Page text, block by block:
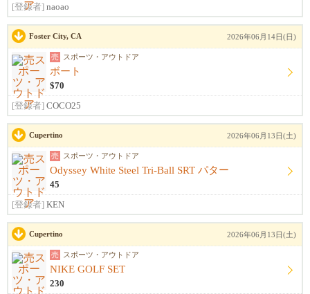
[登録者] naoao
Foster City, CA 2026年06月14日(日)
売 スポーツ・アウトドア
ボート
$70
[登録者] COCO25
Cupertino 2026年06月13日(土)
売 スポーツ・アウトドア
Odyssey White Steel Tri-Ball SRT パター
45
[登録者] KEN
Cupertino 2026年06月13日(土)
売 スポーツ・アウトドア
NIKE GOLF SET
230